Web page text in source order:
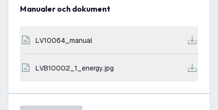
Manualer och dokument
LV10064_manual
LVB10002_1_energy.jpg